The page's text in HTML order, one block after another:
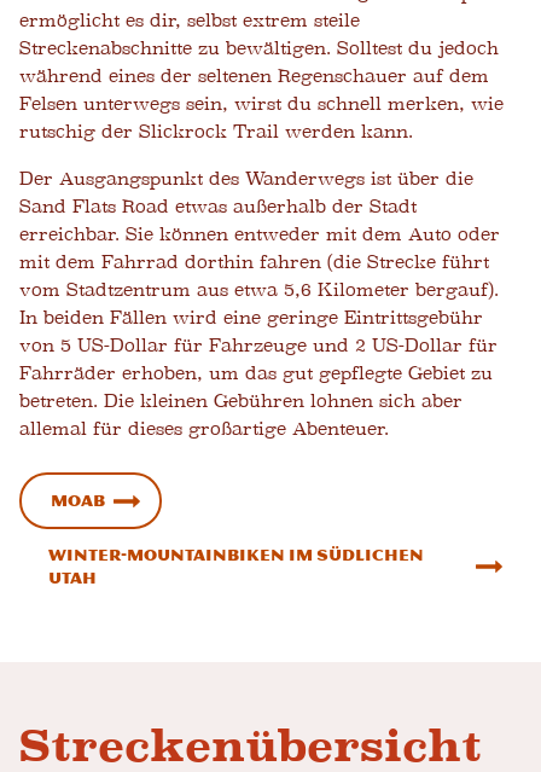
ermöglicht es dir, selbst extrem steile
Streckenabschnitte zu bewältigen. Solltest du jedoch
während eines der seltenen Regenschauer auf dem
Felsen unterwegs sein, wirst du schnell merken, wie
rutschig der Slickrock Trail werden kann.
Der Ausgangspunkt des Wanderwegs ist über die
Sand Flats Road etwas außerhalb der Stadt
erreichbar. Sie können entweder mit dem Auto oder
mit dem Fahrrad dorthin fahren (die Strecke führt
vom Stadtzentrum aus etwa 5,6 Kilometer bergauf).
In beiden Fällen wird eine geringe Eintrittsgebühr
von 5 US-Dollar für Fahrzeuge und 2 US-Dollar für
Fahrräder erhoben, um das gut gepflegte Gebiet zu
betreten. Die kleinen Gebühren lohnen sich aber
allemal für dieses großartige Abenteuer.
Moab
Winter-Mountainbiken im südlichen
Utah
Streckenübersicht